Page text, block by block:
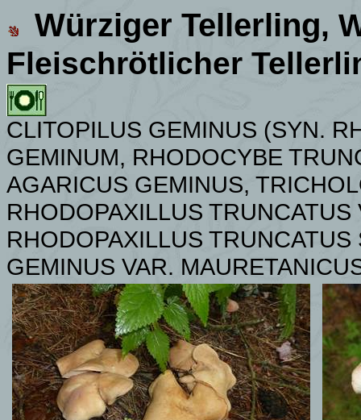
Würziger Tellerling,
Fleischrötlicher
CLITOPILUS GEMINUS (SYN.
GEMINUM, RHODOCYBE
AGARICUS GEMINUS,
RHODOPAXILLUS
RHODOPAXILLUS
GEMINUS VAR.